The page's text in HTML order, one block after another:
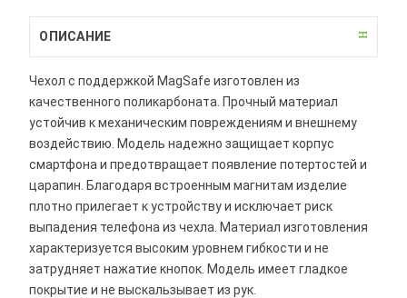
ОПИСАНИЕ
Чехол с поддержкой MagSafe изготовлен из
качественного поликарбоната. Прочный материал
устойчив к механическим повреждениям и внешнему
воздействию. Модель надежно защищает корпус
смартфона и предотвращает появление потертостей и
царапин. Благодаря встроенным магнитам изделие
плотно прилегает к устройству и исключает риск
выпадения телефона из чехла. Материал изготовления
характеризуется высоким уровнем гибкости и не
затрудняет нажатие кнопок. Модель имеет гладкое
покрытие и не выскальзывает из рук.